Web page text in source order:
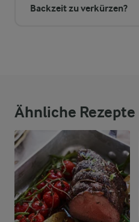
Backzeit zu verkürzen?
Ähnliche Rezepte